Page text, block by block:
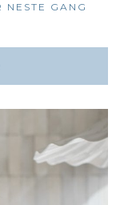
NESTE GANG